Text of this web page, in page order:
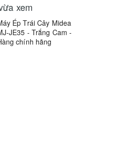
xem
Ép Trái Cây Midea
JE35 - Trắng Cam -
chính hãng